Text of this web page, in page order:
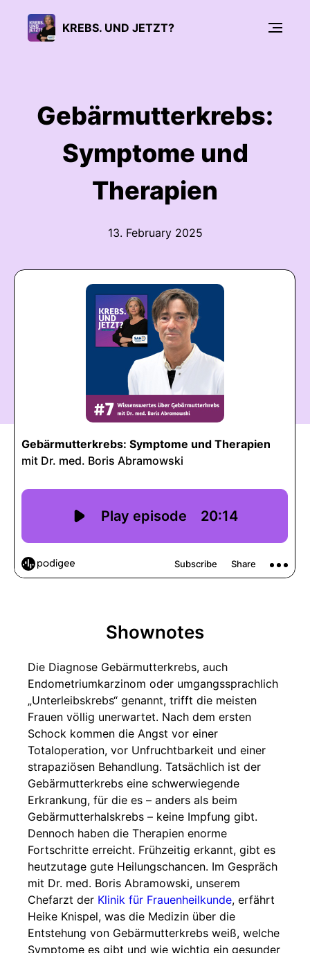
KREBS. UND JETZT?
Gebärmutterkrebs:
Symptome und
Therapien
13. February 2025
Shownotes
Die Diagnose Gebärmutterkrebs, auch
Endometriumkarzinom oder umgangssprachlich
„Unterleibskrebs“ genannt, trifft die meisten
Frauen völlig unerwartet. Nach dem ersten
Schock kommen die Angst vor einer
Totaloperation, vor Unfruchtbarkeit und einer
strapaziösen Behandlung. Tatsächlich ist der
Gebärmutterkrebs eine schwerwiegende
Erkrankung, für die es – anders als beim
Gebärmutterhalskrebs – keine Impfung gibt.
Dennoch haben die Therapien enorme
Fortschritte erreicht. Frühzeitig erkannt, gibt es
heutzutage gute Heilungschancen. Im Gespräch
mit Dr. med. Boris Abramowski, unserem
Chefarzt der Klinik für Frauenheilkunde, erfährt
Heike Knispel, was die Medizin über die
Entstehung von Gebärmutterkrebs weiß, welche
Symptome es gibt und wie wichtig ein gesunder